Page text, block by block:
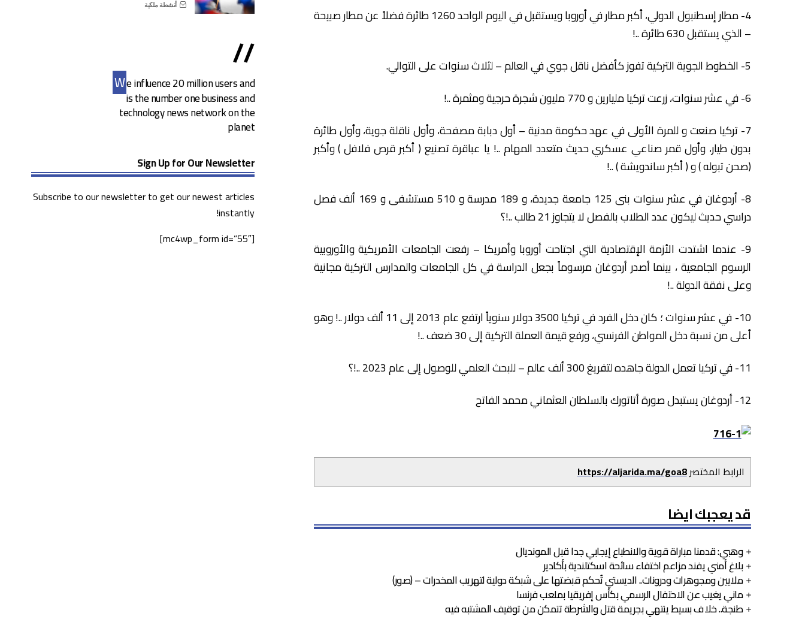
4- مطار إسطنبول الدولي، أكبر مطار في أوروبا ويستقبل في اليوم الواحد 1260 طائرة فضلاً عن مطار صبيحة
– الذي يستقبل 630 طائرة ..!
5- الخطوط الجوية التركية تفوز كأفضل ناقل جوي في العالم – لثلاث سنوات على التوالي.
6- في عشر سنوات، زرعت تركيا مليارين و 770 مليون شجرة حرجية ومثمرة ..!
7- تركيا صنعت و للمرة الأولى في عهد حكومة مدنية – أول دبابة مصفحة، وأول ناقلة جوية، وأول طائرة
بدون طيار، وأول قمر صناعي عسكري حديث متعدد المهام ..! يا عباقرة تصنيع ( أكبر قرص فلافل ) وأكبر
(صحن تبوله ) و ( أكبر ساندويشة ) ..!
8- أردوغان في عشر سنوات بنى 125 جامعة جديدة، و 189 مدرسة و 510 مستشفى و 169 ألف فصل
دراسي حديث ليكون عدد الطلاب بالفصل لا يتجاوز 21 طالب ..!؟
9- عندما اشتدت الأزمة الإقتصادية التي اجتاحت أوروبا وأمريكا – رفعت الجامعات الأمريكية والأوروبية
الرسوم الجامعية ، بينما أصدر أردوغان مرسوماً بجعل الدراسة في كل الجامعات والمدارس التركية مجانية
وعلى نفقة الدولة ..!
10- في عشر سنوات ؛ كان دخل الفرد في تركيا 3500 دولار سنوياً ارتفع عام 2013 إلى 11 ألف دولار ..! وهو
أعلى من نسبة دخل المواطن الفرنسي، ورفع قيمة العملة التركية إلى 30 ضعف ..!
11- في تركيا تعمل الدولة جاهده لتفريغ 300 ألف عالم – للبحث العلمي للوصول إلى عام 2023 ..!؟
12- أردوغان يستبدل صورة أتاتورك بالسلطان العثماني محمد الفاتح
الرابط المختصرhttps://aljarida.ma/goa8
قد يعجبك ايضا
وهبي: قدمنا مباراة قوية والانطباع إيجابي جدا قبل المونديال
بلاغ أمني يفند مزاعم اختفاء سائحة اسكتلندية بأكادير
ملايين ومجوهرات ودرونات.. الديستي تُحكم قبضتها على شبكة دولية لتهريب المخدرات – (صور)
ماني يغيب عن الاحتفال الرسمي بكأس إفريقيا بملعب فرنسا
طنجة.. خلاف بسيط ينتهي بجريمة قتل والشرطة تتمكن من توقيف المشتبه فيه
أنشطة ملكية
//
We influence 20 million users and
is the number one business and
technology news network on the
planet
Sign Up for Our Newsletter
Subscribe to our newsletter to get our newest articles
instantly!
[mc4wp_form id=”55″]